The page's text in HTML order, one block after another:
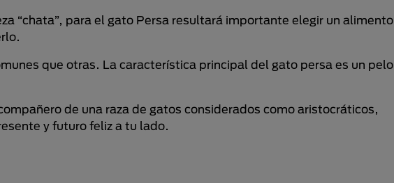
“chata”, para el gato Persa resultará importante elegir un alimento
que otras. La característica principal del gato persa es un pelo
de una raza de gatos considerados como aristocráticos,
y futuro feliz a tu lado.